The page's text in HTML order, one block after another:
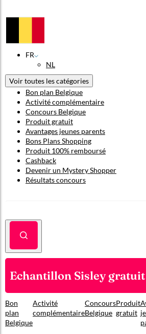
FR
NL
Voir toutes les catégories
Bon plan Belgique
Activité complémentaire
Concours Belgique
Produit gratuit
Avantages jeunes parents
Bons Plans Shopping
Produit 100% remboursé
Cashback
Devenir un Mystery Shopper
Résultats concours
Echantillon Sisley gratuit
Bon
plan
Belgique
Activité
complémentaire
Concours
Belgique
Produit
gratuit